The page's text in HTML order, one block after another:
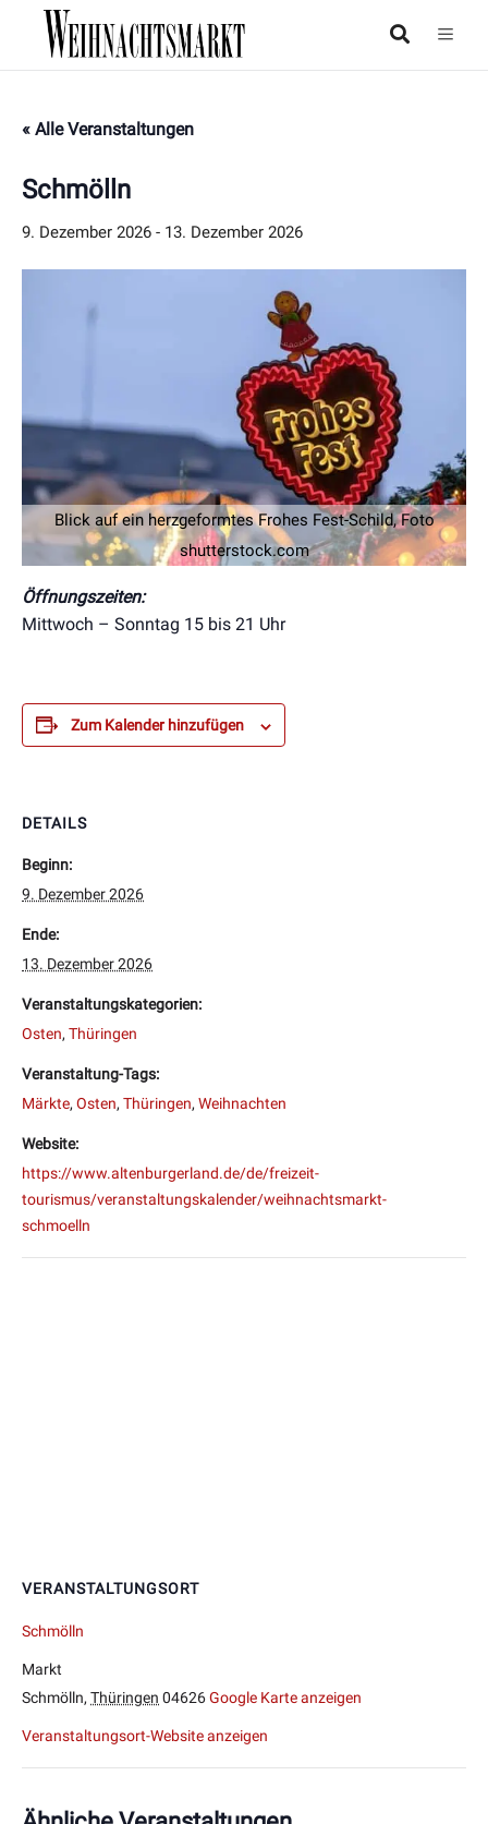
« Alle Veranstaltungen
Schmölln
9. Dezember 2026 - 13. Dezember 2026
Blick auf ein herzgeformtes Frohes Fest-Schild, Foto
shutterstock.com
Öffnungszeiten:
Mittwoch – Sonntag 15 bis 21 Uhr
Zum Kalender hinzufügen
DETAILS
Beginn:
9. Dezember 2026
Ende:
13. Dezember 2026
Veranstaltungskategorien:
Osten, Thüringen
Veranstaltung-Tags:
Märkte, Osten, Thüringen, Weihnachten
Website:
https://www.altenburgerland.de/de/freizeit-
tourismus/veranstaltungskalender/weihnachtsmarkt-
schmoelln
VERANSTALTUNGSORT
Schmölln
Markt
Schmölln, Thüringen 04626Google Karte anzeigen
Veranstaltungsort-Website anzeigen